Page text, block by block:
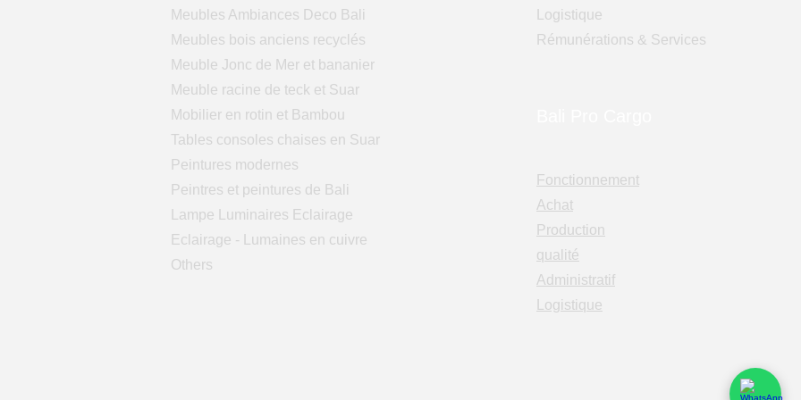
Meubles Ambiances Deco Bali
Meubles bois anciens recyclés
Meuble Jonc de Mer et bananier
Meuble racine de teck et Suar
Mobilier en rotin et Bambou
Tables consoles chaises en Suar
Peintures modernes
Peintres et peintures de Bali
Lampe Luminaires Eclairage
Eclairage - Lumaines en cuivre
Others
Logistique
Rémunérations & Services
Fonctionnement
Achat
Production
qualité
Administratif
Logistique